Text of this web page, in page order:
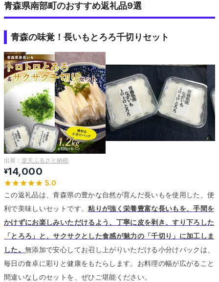
青森県南部町のおすすめ返礼品9選
青森の味覚！長いもとろろ千切りセット
出展： 楽天ふるさと納税
¥14,000
5.0
この返礼品は、青森県の豊かな自然が育んだ長いもを使用した、便
利で美味しいセットです。粘りが強く栄養豊富な長いもを、手間を
かけずにお楽しみいただけるよう、丁寧に皮を剥き、すり下ろした
「とろろ」と、サクサクとした食感が魅力の「千切り」に加工しま
した。無添加で安心してお召し上がりいただける小分けパックは、
毎日の食卓に彩りと健康をもたらします。 お料理の幅が広がること
間違いなしのセットを、ぜひご堪能ください。